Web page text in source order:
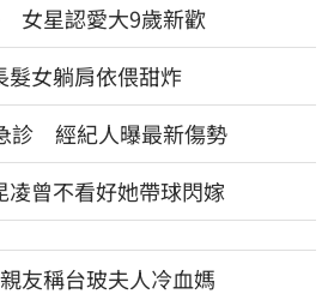
女星認愛大9歲新歡
髮女躺肩依偎甜炸
診 經紀人曝最新傷勢
曾不看好她帶球閃嫁
友稱台玻夫人冷血媽